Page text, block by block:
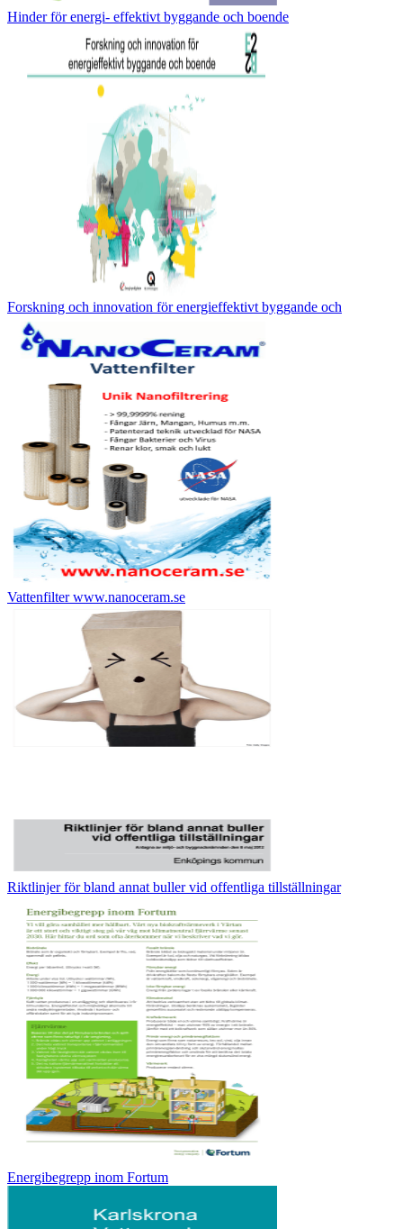
Hinder för energi- effektivt byggande och boende
Forskning och innovation för energieffektivt byggande och
Vattenfilter www.nanoceram.se
Riktlinjer för bland annat buller vid offentliga tillställningar
Energibegrepp inom Fortum